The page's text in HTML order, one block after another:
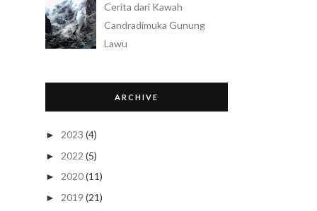
Cerita dari Kawah
Candradimuka Gunung
Lawu
ARCHIVE
► 2023 (4)
► 2022 (5)
► 2020(11)
► 2019 (21)